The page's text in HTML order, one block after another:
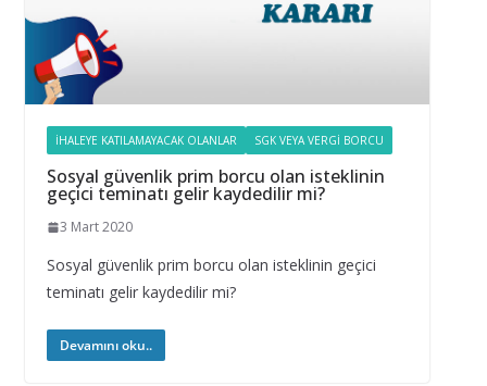
İHALEYE KATILAMAYACAK OLANLAR SGK VEYA VERGI BORCU
Sosyal güvenlik prim borcu olan isteklinin
geçici teminatı gelir kaydedilir mi?
3 Mart 2020
Sosyal güvenlik prim borcu olan isteklinin geçici
teminatı gelir kaydedilir mi?
Devamını oku..